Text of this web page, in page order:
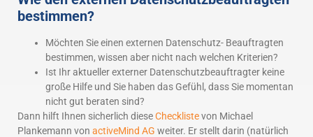
bestimmen?
Möchten Sie einen externen Datenschutz- Beauftragten
bestimmen, wissen aber nicht nach welchen Kriterien?
Ist Ihr aktueller externer Datenschutzbeauftragter keine
große Hilfe und Sie haben das Gefühl, dass Sie momentan
nicht gut beraten sind?
Dann hilft Ihnen sicherlich dieseChecklistevon Michael
Plankemann von activeMind AG weiter. Er stellt darin (natürlich